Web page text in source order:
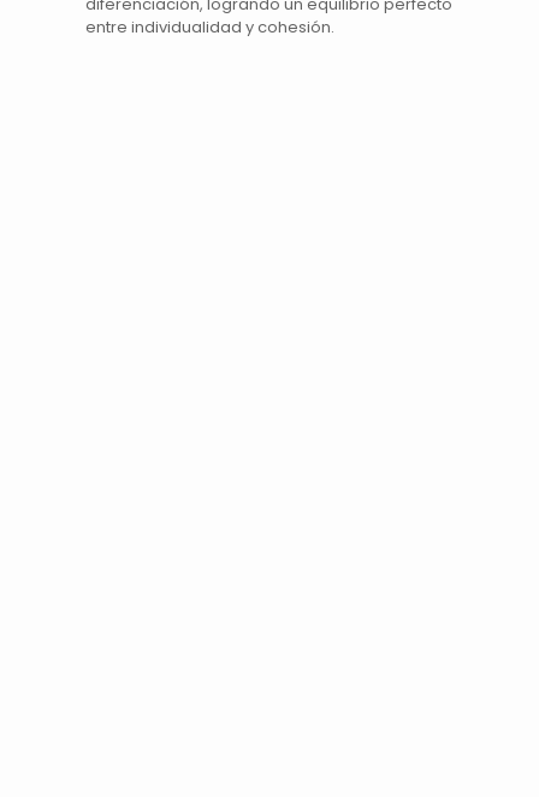
diferenciación, logrando un equilibrio perfecto
entre individualidad y cohesión.